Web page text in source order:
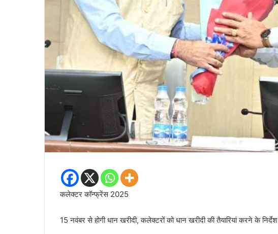
कलेक्टर कॉन्फ्रेंस 2025
15 नवंबर से होगी धान खरीदी, कलेक्टरों को धान खरीदी की तैयारियां करने के निर्देश